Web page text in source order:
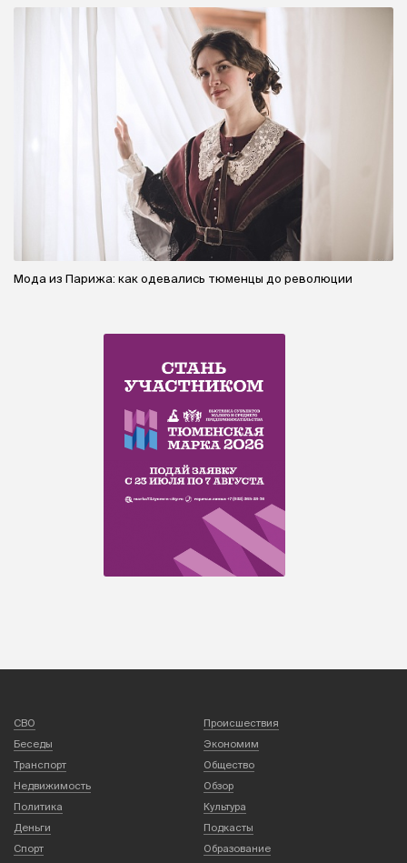
Мода из Парижа: как одевались тюменцы до революции
СВО
Происшествия
Беседы
Экономим
Транспорт
Общество
Недвижимость
Обзор
Политика
Культура
Деньги
Подкасты
Спорт
Образование